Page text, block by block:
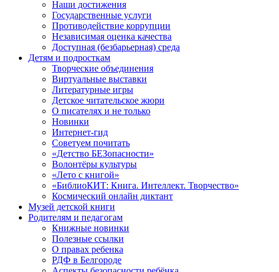
Наши достижения
Государственные услуги
Противодействие коррупции
Независимая оценка качества
Доступная (безбарьерная) среда
Детям и подросткам
Творческие объединения
Виртуальные выставки
Литературные игры
Детское читательское жюри
О писателях и не только
Новинки
Интернет-гид
Советуем почитать
«Детство БЕЗопасности»
Волонтёры культуры
«Лето с книгой»
«БиблиоКИТ: Книга. Интеллект. Творчество»
Космический онлайн диктант
Музей детской книги
Родителям и педагогам
Книжные новинки
Полезные ссылки
О правах ребенка
РДФ в Белгороде